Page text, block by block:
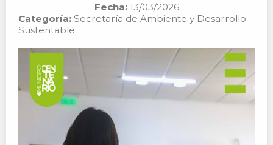
Fecha:13/03/2026
Categoría: Secretaría de Ambiente y Desarrollo
Sustentable